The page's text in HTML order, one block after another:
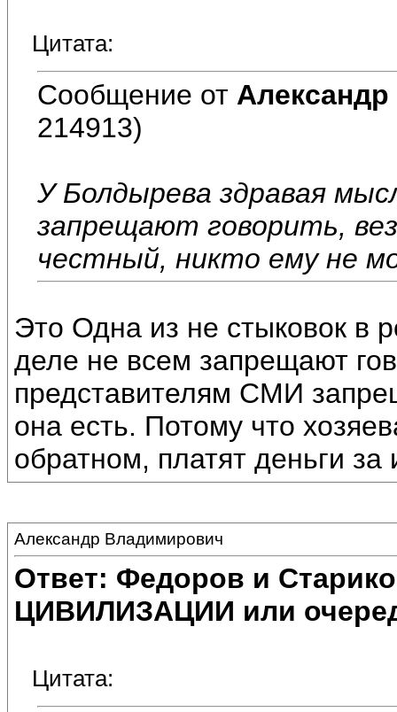
Цитата:
Сообщение от
214913)
У Болдырева здравая
запрещают говорить,
честный, никто ему не
Это Одна из не стыковок в
деле не всем запрещают
представителям СМИ
она есть. Потому что
обратном, платят деньги
Александр Владимирович
Ответ: Федоров и
ЦИВИЛИЗАЦИИ или
Цитата: